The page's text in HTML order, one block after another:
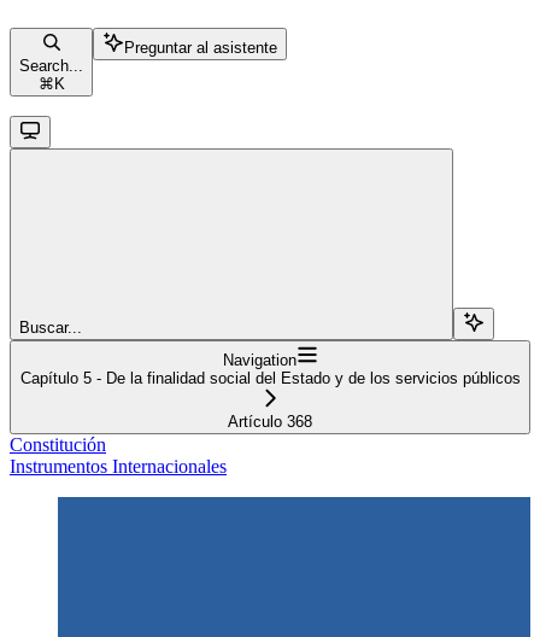
Search...
⌘ K
Preguntar al asistente
Buscar...
Navigation
Capítulo 5 - De la finalidad social del Estado y de los servicios públicos
Artículo 368
Constitución
Instrumentos Internacionales